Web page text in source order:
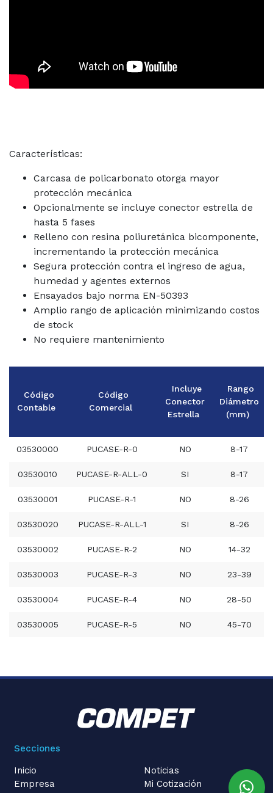
Características:
Carcasa de policarbonato otorga mayor
protección mecánica
Opcionalmente se incluye conector estrella de
hasta 5 fases
Relleno con resina poliuretánica bicomponente,
incrementando la protección mecánica
Segura protección contra el ingreso de agua,
humedad y agentes externos
Ensayados bajo norma EN-50393
Amplio rango de aplicación minimizando costos
de stock
No requiere mantenimiento
Código
Contable
Código
Comercial
Incluye
Conector
Estrella
Rango
Diámetro
(mm)
03530000 PUCASE-R-0 NO 8-17
03530010 PUCASE-R-ALL-0 SI 8-17
03530001 PUCASE-R-1 NO 8-26
03530020 PUCASE-R-ALL-1 SI 8-26
03530002 PUCASE-R-2 NO 14-32
03530003 PUCASE-R-3 NO 23-39
03530004 PUCASE-R-4 NO 28-50
03530005 PUCASE-R-5 NO 45-70
Secciones
Inicio
Empresa
Noticias
Mi Cotización